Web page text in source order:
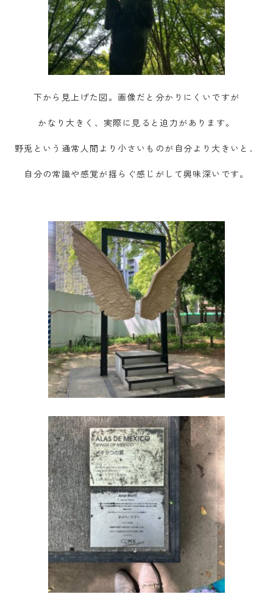
下から見上げた図。画像だと分かりにくいですが
かなり大きく、実際に見ると迫力があります。
野兎という通常人間より小さいものが自分より大きいと、
自分の常識や感覚が揺らぐ感じがして興味深いです。